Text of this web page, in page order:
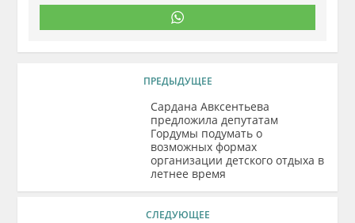
ПРЕДЫДУЩЕЕ
Сардана Авксентьева
предложила депутатам
Гордумы подумать о
возможных формах
организации детского отдыха в
летнее время
СЛЕДУЮЩЕЕ